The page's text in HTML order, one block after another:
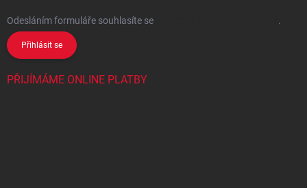
Odesláním formuláře souhlasíte se .
Přihlásit se
PŘIJÍMÁME ONLINE PLATBY